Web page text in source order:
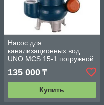
Насос для
канализационных вод
UNO MCS 15-1 погружной
с двухканальным колесом
135 000 ₸
Купить